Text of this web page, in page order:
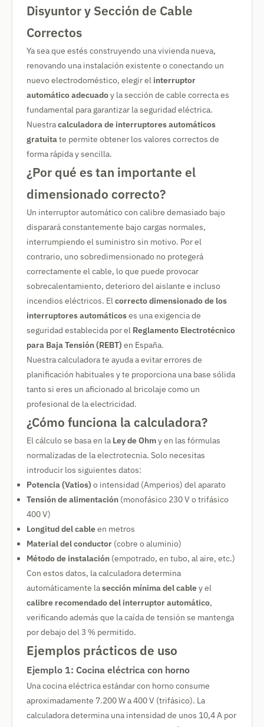
Disyuntor y Sección de Cable
Correctos
Ya sea que estés construyendo una vivienda nueva,
renovando una instalación existente o conectando un
nuevo electrodoméstico, elegir el interruptor
automático adecuadoy la sección de cable correcta es
fundamental para garantizar la seguridad eléctrica.
Nuestracalculadora de interruptores automáticos
gratuitate permite obtener los valores correctos de
forma rápida y sencilla.
¿Por qué es tan importante el
dimensionado correcto?
Un interruptor automático con calibre demasiado bajo
disparará constantemente bajo cargas normales,
interrumpiendo el suministro sin motivo. Por el
contrario, uno sobredimensionado no protegerá
correctamente el cable, lo que puede provocar
sobrecalentamiento, deterioro del aislante e incluso
incendios eléctricos. Elcorrecto dimensionado de los
interruptores automáticoses una exigencia de
seguridad establecida por el Reglamento Electrotécnico
para Baja Tensión (REBT) en España.
Nuestra calculadora te ayuda a evitar errores de
planificación habituales y te proporciona una base sólida
tanto si eres un aficionado al bricolaje como un
profesional de la electricidad.
¿Cómo funciona la calculadora?
El cálculo se basa en la Ley de Ohmy en las fórmulas
normalizadas de la electrotecnia. Solo necesitas
introducir los siguientes datos:
Potencia (Vatios) o intensidad (Amperios) del aparato
Tensión de alimentación (monofásico 230 V o trifásico
400 V)
Longitud del cableen metros
Material del conductor (cobre o aluminio)
Método de instalación (empotrado, en tubo, al aire, etc.)
Con estos datos, la calculadora determina
automáticamente lasección mínima del cabley el
calibre recomendado del interruptor automático,
verificando además que la caída de tensión se mantenga
por debajo del 3 % permitido.
Ejemplos prácticos de uso
Ejemplo 1: Cocina eléctrica con horno
Una cocina eléctrica estándar con horno consume
aproximadamente 7.200 W a 400 V (trifásico). La
calculadora determina una intensidad de unos 10,4 A por